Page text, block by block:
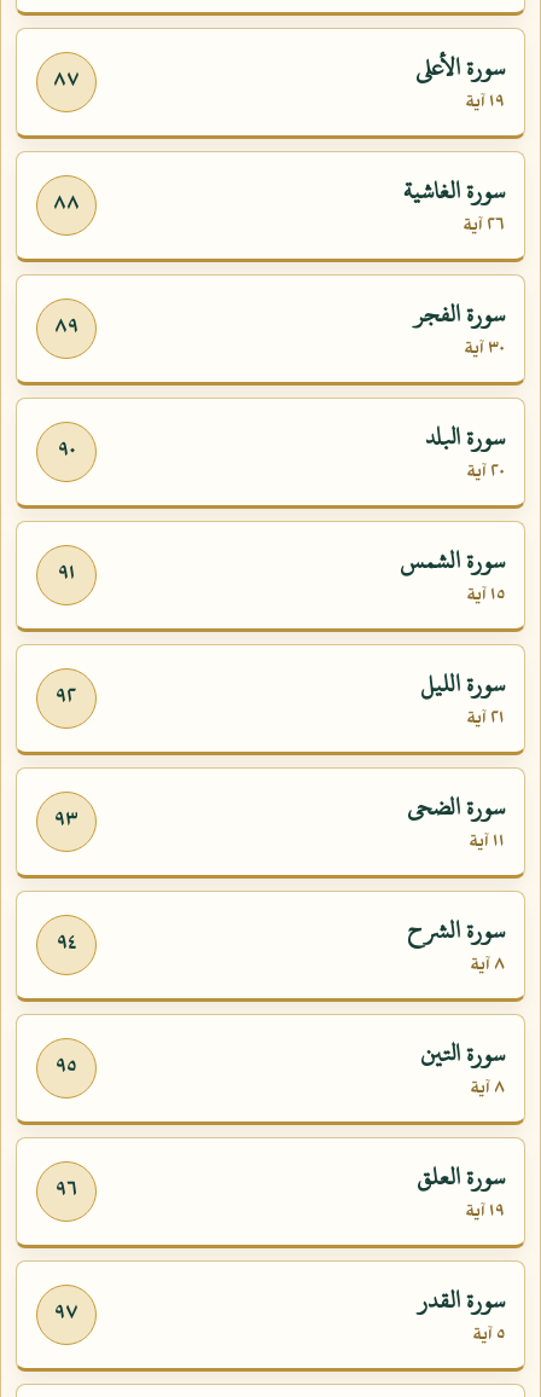
٨٧ سورة الأعلى
١٩ آية
٨٨ سورة الغاشية
٢٦ آية
٨٩ سورة الفجر
٣٠ آية
٩٠ سورة البلد
٢٠ آية
٩١ سورة الشمس
١٥ آية
٩٢ سورة الليل
٢١ آية
٩٣ سورة الضحى
١١ آية
٩٤ سورة الشرح
٨ آية
٩٥ سورة التين
٨ آية
٩٦ سورة العلق
١٩ آية
٩٧ سورة القدر
٥ آية